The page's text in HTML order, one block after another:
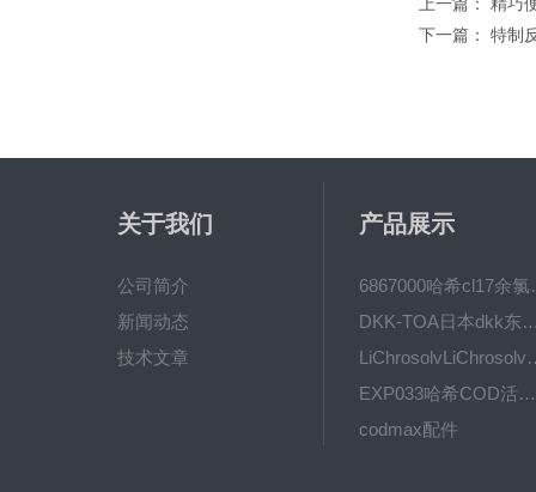
下一篇： 特制
关于我们
公司简介
新闻动态
技术文章
产品展示
6867000
DKK-TOA日本dkk东亚电
EXP033哈希COD活塞泵价格 EXP033
codmax配件